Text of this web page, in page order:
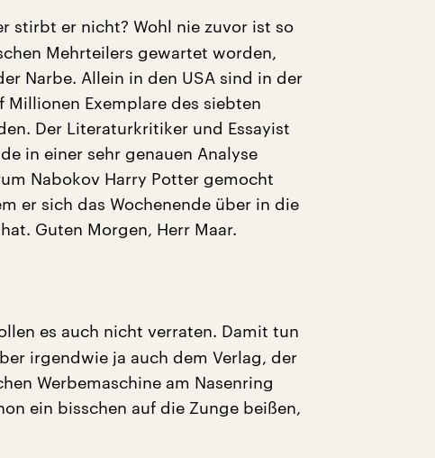
stirbt er nicht? Wohl nie zuvor ist so
Mehrteilers gewartet worden,
Narbe. Allein in den USA sind in der
Exemplare des siebten
Der Literaturkritiker und Essayist
in einer sehr genauen Analyse
Nabokov Harry Potter gemocht
er sich das Wochenende über in die
Guten Morgen, Herr Maar.
es auch nicht verraten. Damit tun
irgendwie ja auch dem Verlag, der
Werbemaschine am Nasenring
ein bisschen auf die Zunge beißen,